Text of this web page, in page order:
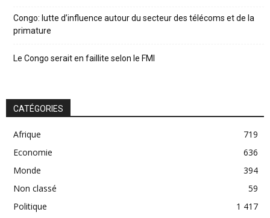
Congo: lutte d’influence autour du secteur des télécoms et de la
primature
Le Congo serait en faillite selon le FMI
CATÉGORIES
Afrique
719
Economie
636
Monde
394
Non classé
59
Politique
1 417